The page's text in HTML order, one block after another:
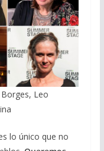
Leo
lo único que no